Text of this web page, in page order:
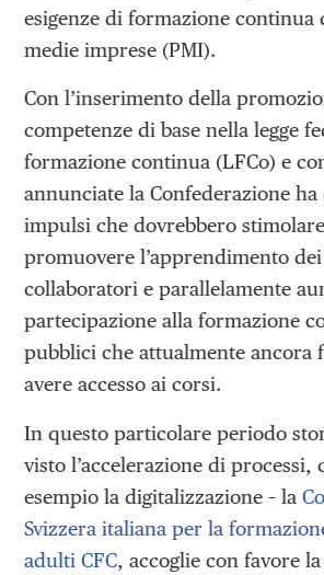
esigenze di formazione continua
medie imprese (PMI).
Con l’inserimento della
competenze di base nella legge
formazione continua (LFCo) e
annunciate la Confederazione ha
impulsi che dovrebbero
promuovere l’apprendimento
collaboratori e parallelamente
partecipazione alla formazione
pubblici che attualmente ancora
avere accesso ai corsi.
In questo particolare periodo
visto l’accelerazione di processi,
esempio la digitalizzazione – la
Svizzera italiana per la
adulti CFC, accoglie con favore